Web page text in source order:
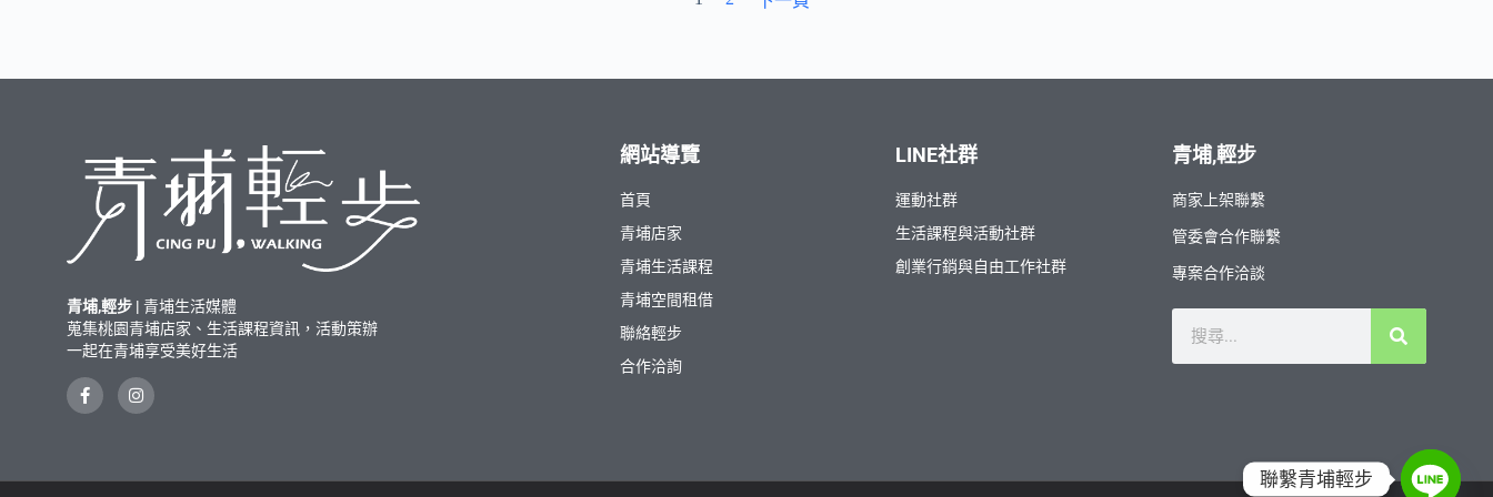
青埔,輕步 | 青埔生活媒體
蒐集桃園青埔店家、生活課程資訊，活動策辦
一起在青埔享受美好生活
網站導覽
首頁
青埔店家
青埔生活課程
青埔空間租借
聯絡輕步
合作洽詢
LINE社群
運動社群
生活課程與活動社群
創業行銷與自由工作社群
青埔,輕步
商家上架聯繫
管委會合作聯繫
專案合作洽談
聯繫青埔輕步